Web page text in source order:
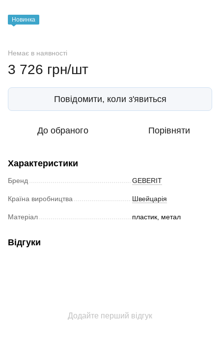
Новинка
Немає в наявності
3 726 грн/шт
Повідомити, коли з'явиться
До обраного Порівняти
Характеристики
Бренд GEBERIT
Країна виробництва Швейцарія
Матеріал пластик, метал
Відгуки
Додайте перший відгук